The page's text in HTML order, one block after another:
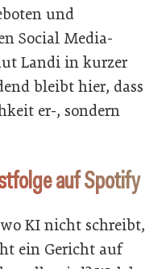
und
Social Media-
Landi in kurzer
bleibt hier, dass
er-, sondern
auf Spotify
KI nicht schreibt,
ein Gericht auf